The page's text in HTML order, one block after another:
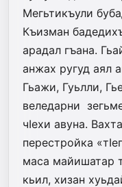
Мегьтикъули
Къизман
арадал гъана.
анжах ругуд аял
Гьажи, Гуьлли,
веледарни
чIехи авуна.
перестройка
маса майишатар
кьил, хизан